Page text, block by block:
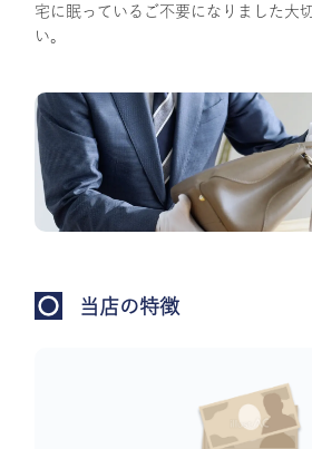
宅に眠っているご不要になりました大
い。
当店の特徴